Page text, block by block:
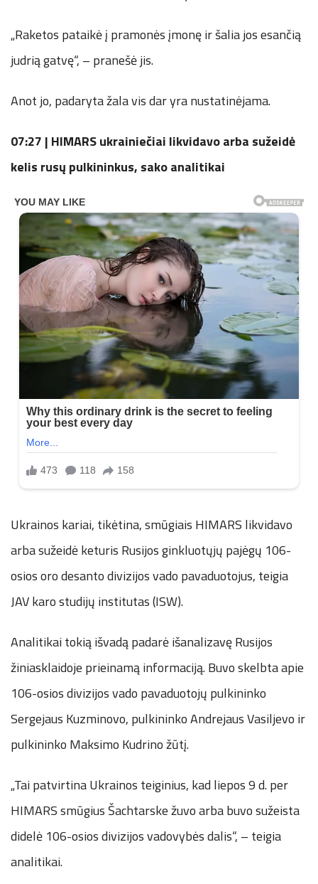
„Raketos pataikė į pramonės įmonę ir šalia jos esančią
judrią gatvę“, – pranešė jis.
Anot jo, padaryta žala vis dar yra nustatinėjama.
07:27 | HIMARS ukrainiečiai likvidavo arba sužeidė
kelis rusų pulkininkus, sako analitikai
Ukrainos kariai, tikėtina, smūgiais HIMARS likvidavo
arba sužeidė keturis Rusijos ginkluotųjų pajėgų 106-
osios oro desanto divizijos vado pavaduotojus, teigia
JAV karo studijų institutas (ISW).
Analitikai tokią išvadą padarė išanalizavę Rusijos
žiniasklaidoje prieinamą informaciją. Buvo skelbta apie
106-osios divizijos vado pavaduotojų pulkininko
Sergejaus Kuzminovo, pulkininko Andrejaus Vasiljevo ir
pulkininko Maksimo Kudrino žūtį.
„Tai patvirtina Ukrainos teiginius, kad liepos 9 d. per
HIMARS smūgius Šachtarske žuvo arba buvo sužeista
didelė 106-osios divizijos vadovybės dalis“, – teigia
analitikai.